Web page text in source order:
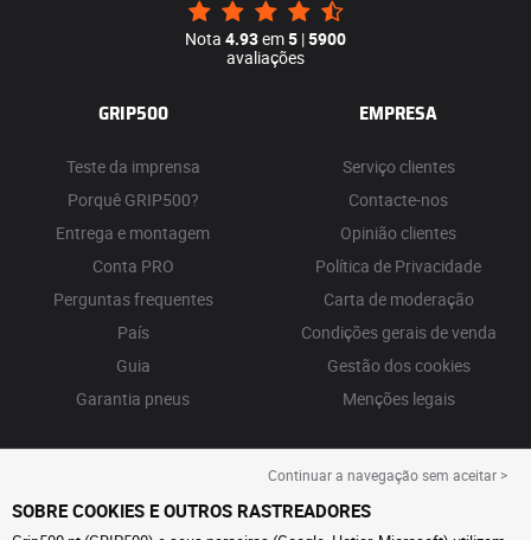
Nota 4.93em5 |5900
avaliações
GRIP500
Teste da imprensa
Porquê GRIP500?
Entrega e montagem
Conta PRO
Perguntas frequentes
País
Guia
Garantia pneus
EMPRESA
Serviço clientes
Contacte-nos
Opinião clientes
Política de Privacidade
Carta de moderação
Condições gerais de venda
Gestão dos cookies
Menções legais
Continuar a navegação sem aceitar >
SOBRE COOKIES E OUTROS RASTREADORES